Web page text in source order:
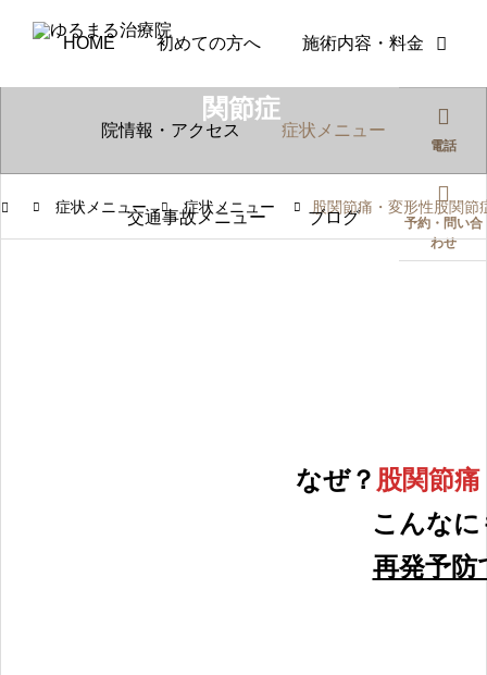
HOME 初めての方へ 施術内容・料金
院情報・アクセス 症状メニュー
交通事故メニュー ブログ
脊柱管狭窄症
電話
予約・問い合
わせ
関節症
症状メニュー 症状メニュー 股関節痛・変形性股関節
なぜ？ 股関節
こんなに
再発予防